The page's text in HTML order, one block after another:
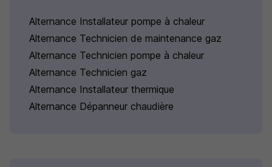
Alternance Installateur pompe à chaleur
Alternance Technicien de maintenance gaz
Alternance Technicien pompe à chaleur
Alternance Technicien gaz
Alternance Installateur thermique
Alternance Dépanneur chaudière